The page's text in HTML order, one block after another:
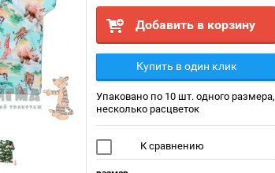
Добавить в корзину
Купить в один клик
Упаковано по 10 шт. одного размера,
несколько расцветок
К сравнению